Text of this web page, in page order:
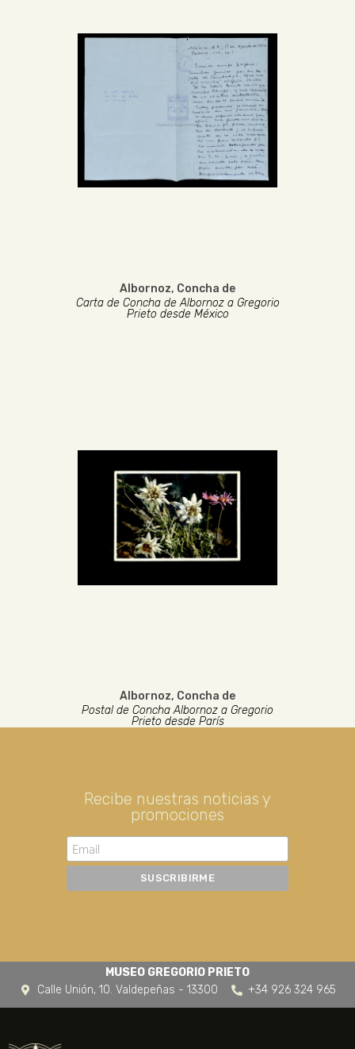
Albornoz, Concha de
Carta de Concha de Albornoz a Gregorio
Prieto desde México
Albornoz, Concha de
Postal de Concha Albornoz a Gregorio
Prieto desde París
Recibe nuestras noticias y
promociones
MUSEO GREGORIO PRIETO
Calle Unión, 10. Valdepeñas - 13300
+34 926 324 965